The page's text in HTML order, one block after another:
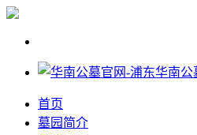
首页
墓园简介